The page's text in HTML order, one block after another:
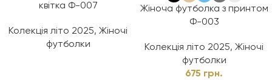
квітка Ф-007
Колекція літо 2025, Жіночі
футболки
Жіноча футболка з принтом
Ф-003
Колекція літо 2025, Жіночі
футболки
675 грн.